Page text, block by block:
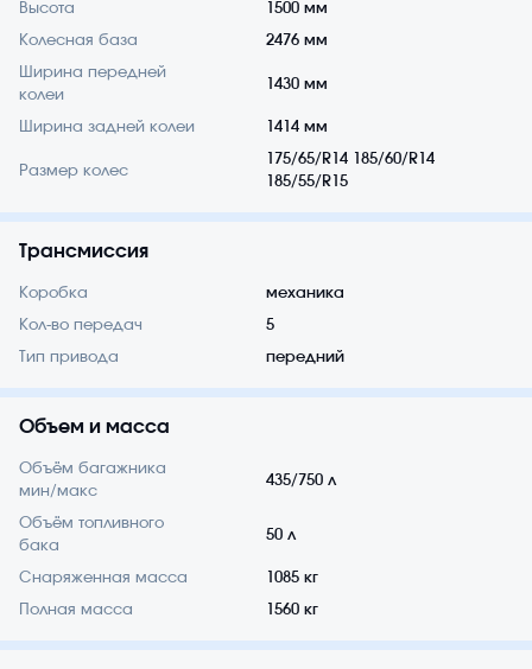
Высота 1500 мм
Колесная база 2476 мм
Ширина передней
колеи
1430 мм
Ширина задней колеи 1414 мм
Размер колес
175/65/R14 185/60/R14
185/55/R15
Трансмиссия
Коробка механика
Кол-во передач 5
Тип привода передний
Объем и масса
Объём багажника
мин/макс
435/750 л
Объём топливного
бака
50 л
Снаряженная масса 1085 кг
Полная масса 1560 кг